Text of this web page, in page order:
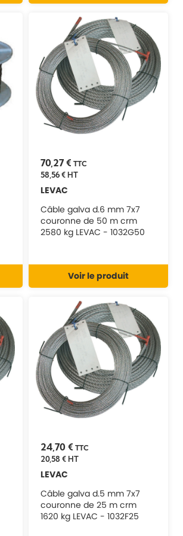
70,27 € TTC
58,56 €HT
LEVAC
Câble galva d.6 mm 7x7
couronne de 50 m crm
2580 kg LEVAC - 1032G50
Voir le produit
24,70 € TTC
20,58 €HT
LEVAC
Câble galva d.5 mm 7x7
couronne de 25 m crm
1620 kg LEVAC - 1032F25